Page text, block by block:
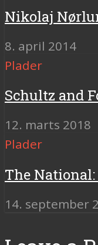
Nikolaj
8. april 2014
Plader
Schultz and
12. marts 2018
Plader
The National:
14. september